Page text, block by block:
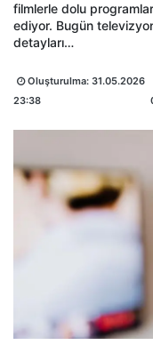
filmlerle dolu
ediyor. Bugün
detayları…
Oluşturulma: 31.05.2026
23:38